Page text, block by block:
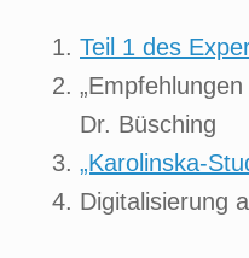
Teil 1 des
Dr. Büsching
„Karolinska-
Digitalisierung